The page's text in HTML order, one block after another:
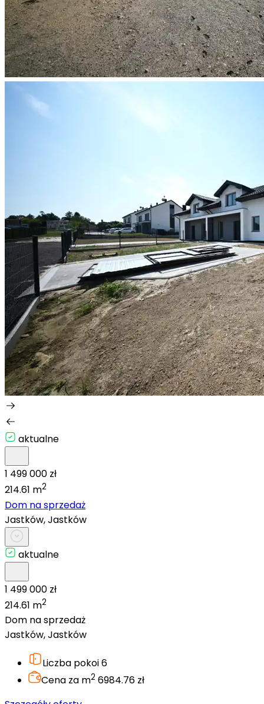
aktualne
1 499 000 zł
214.61 m2
Dom na sprzedaż
Jastków, Jastków
aktualne
1 499 000 zł
214.61 m2
Dom na sprzedaż
Jastków, Jastków
Liczba pokoi6
Cena za m2 6984.76 zł